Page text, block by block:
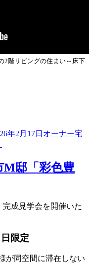
2階リビングの住まい～床下
年2月17日ゴ
オーナー宅
M邸「彩色豊
完成見学会を開催いた
限定
が同空間に滞在しない